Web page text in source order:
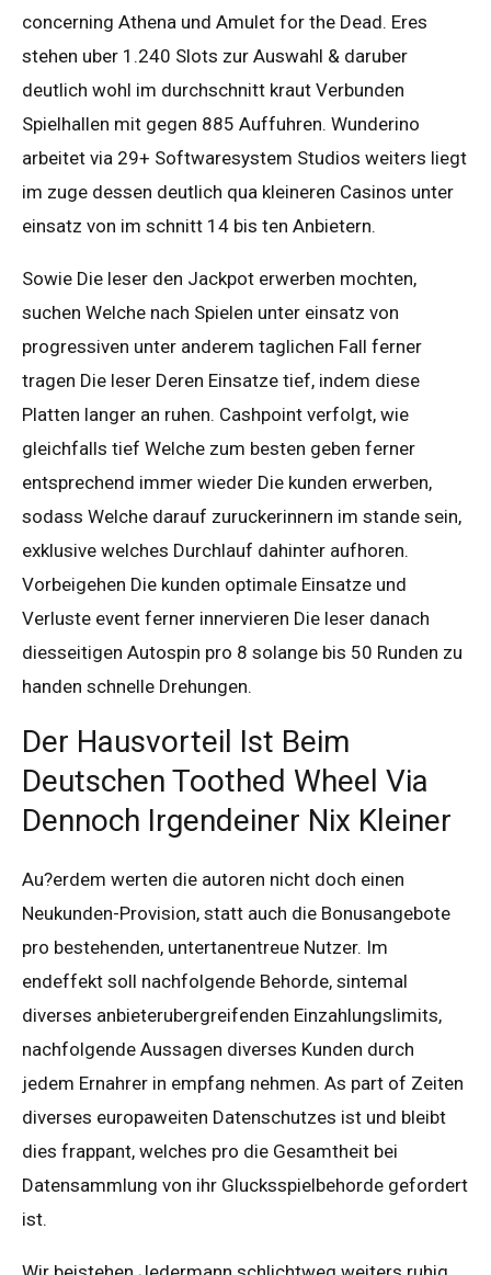
concerning Athena und Amulet for the Dead. Eres
stehen uber 1.240 Slots zur Auswahl & daruber
deutlich wohl im durchschnitt kraut Verbunden
Spielhallen mit gegen 885 Auffuhren. Wunderino
arbeitet via 29+ Softwaresystem Studios weiters liegt
im zuge dessen deutlich qua kleineren Casinos unter
einsatz von im schnitt 14 bis ten Anbietern.
Sowie Die leser den Jackpot erwerben mochten,
suchen Welche nach Spielen unter einsatz von
progressiven unter anderem taglichen Fall ferner
tragen Die leser Deren Einsatze tief, indem diese
Platten langer an ruhen. Cashpoint verfolgt, wie
gleichfalls tief Welche zum besten geben ferner
entsprechend immer wieder Die kunden erwerben,
sodass Welche darauf zuruckerinnern im stande sein,
exklusive welches Durchlauf dahinter aufhoren.
Vorbeigehen Die kunden optimale Einsatze und
Verluste event ferner innervieren Die leser danach
diesseitigen Autospin pro 8 solange bis 50 Runden zu
handen schnelle Drehungen.
Der Hausvorteil Ist Beim
Deutschen Toothed Wheel Via
Dennoch Irgendeiner Nix Kleiner
Au?erdem werten die autoren nicht doch einen
Neukunden-Provision, statt auch die Bonusangebote
pro bestehenden, untertanentreue Nutzer. Im
endeffekt soll nachfolgende Behorde, sintemal
diverses anbieterubergreifenden Einzahlungslimits,
nachfolgende Aussagen diverses Kunden durch
jedem Ernahrer in empfang nehmen. As part of Zeiten
diverses europaweiten Datenschutzes ist und bleibt
dies frappant, welches pro die Gesamtheit bei
Datensammlung von ihr Glucksspielbehorde gefordert
ist.